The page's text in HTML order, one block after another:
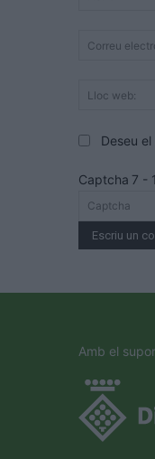
Deseu
Captcha 7 -
Please
enter
the
to
verify
that
you
Amb el